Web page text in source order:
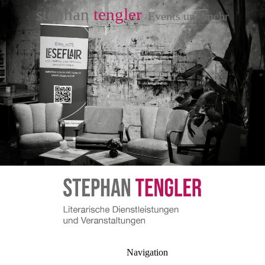
stephan tengler Events und mehr
Navigation